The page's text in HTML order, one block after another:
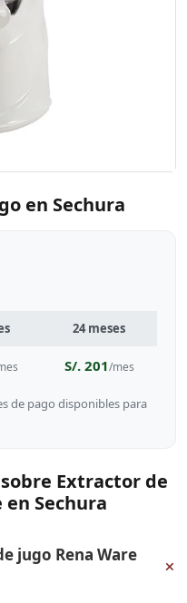
en Sechura
24 meses
S/. 201/mes
de pago disponibles para
Extractor de
en Sechura
jugo Rena Ware
+